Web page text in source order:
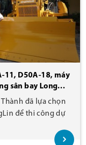
11, D50A-18, máy
sân bay Long
đã lựa chọn
để thi công dự